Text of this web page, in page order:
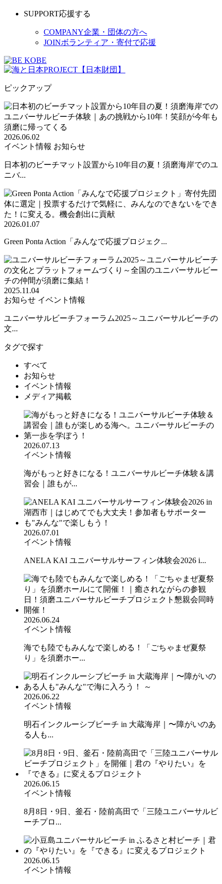
SUPPORT応援する
COMPANY企業・団体の方へ
JOINボランティア・寄付で応援
ピックアップ
2026.06.02
イベント情報 お知らせ
日本初のビーチマット設置から10年目の夏！須磨海岸でのユ
ニバ...
2026.01.07
Green Ponta Action「みんなで応援プロジェク...
2025.11.04
お知らせ イベント情報
ユニバーサルビーチフォーラム2025～ユニバーサルビーチの
文...
タグで探す
すべて
お知らせ
イベント情報
メディア掲載
2026.07.13
イベント情報
海がもっと好きになる！ユニバーサルビーチ体験＆講
習会｜誰もが...
2026.07.01
イベント情報
ANELA KAI ユニバーサルサーフィン体験会2026 i...
2026.06.24
イベント情報
海でも陸でもみんなで楽しめる！「ごちゃまぜ夏祭
り」を須磨ホー...
2026.06.22
イベント情報
明石インクルーシブビーチ in 大蔵海岸｜〜障がいのあ
る人も...
2026.06.15
イベント情報
8月8日・9日、釜石・陸前高田で「三陸ユニバーサルビ
ーチプロ...
2026.06.15
イベント情報